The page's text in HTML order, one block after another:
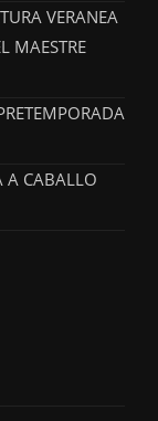
VERANEA
MAESTRE
A CABALLO